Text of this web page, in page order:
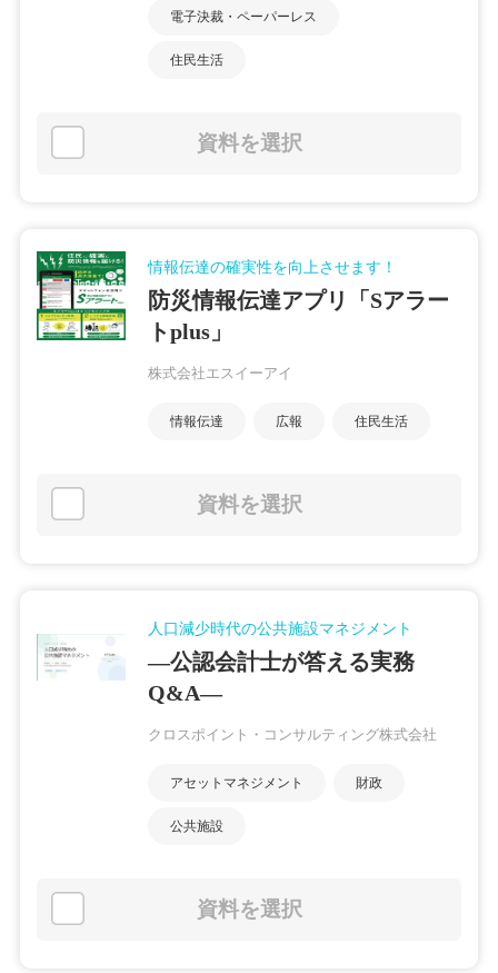
電子決裁・ペーパーレス
住民生活
資料を選択
情報伝達の確実性を向上させます！
防災情報伝達アプリ「Sアラー
トplus」
株式会社エスイーアイ
情報伝達 広報 住民生活
資料を選択
人口減少時代の公共施設マネジメント
―公認会計士が答える実務
Q&A―
クロスポイント・コンサルティング株式会社
アセットマネジメント 財政
公共施設
資料を選択